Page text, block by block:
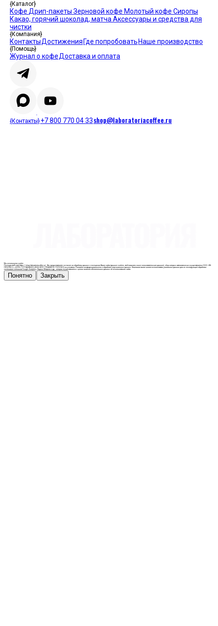
{Каталог}
Кофе Дрип-пакеты Зерновой кофе Молотый кофе Сиропы
Какао, горячий шоколад, матча Аксессуары и средства для
чистки
{Компания}
КонтактыДостижения Где попробовать Наше производство
{Помощь}
Журнал о кофеДоставка и оплата
{Контакты}+7 800 770 04 33shop@laboratoriacoffee.ru
Мы используем cookie
Посещая веб-сайт https://shop.laboratoriacoffee.ru/, Вы предоставляете согласие на обработку данных о посещении Вами сайта (данные cookies, веб-маяков и иные пользовательские данные), сбор которых автоматически осуществляется ООО «ЛК-
ПРОГРЕСС» (ОГРН 1177746545239, ИНН/КПП 7703428272/772701001) на условиях Политики конфиденциальности и обработки персональных данных. Компания также может использовать указанные данные для их последующей обработки
системами счетчиков Google Analytics, Яндекс.Метрика и др., которая осуществляется с целью анализа обезличенных данных об использовании сайта.
Понятно Закрыть